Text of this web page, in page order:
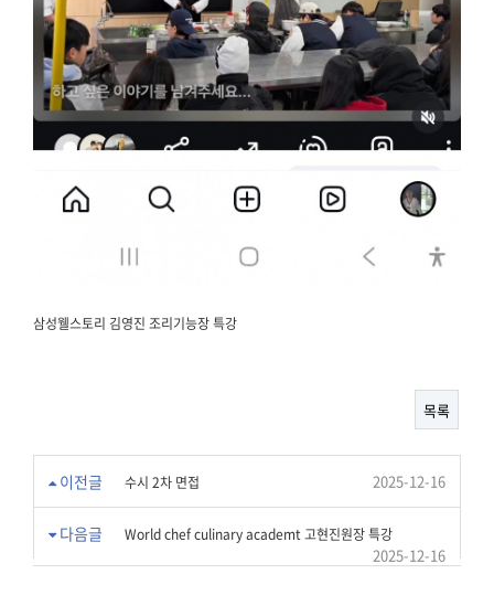
삼성웰스토리 김영진 조리기능장 특강
목록
이전글 수시 2차 면접 2025-12-16
다음글 World chef culinary academt 고현진원장 특강
2025-12-16